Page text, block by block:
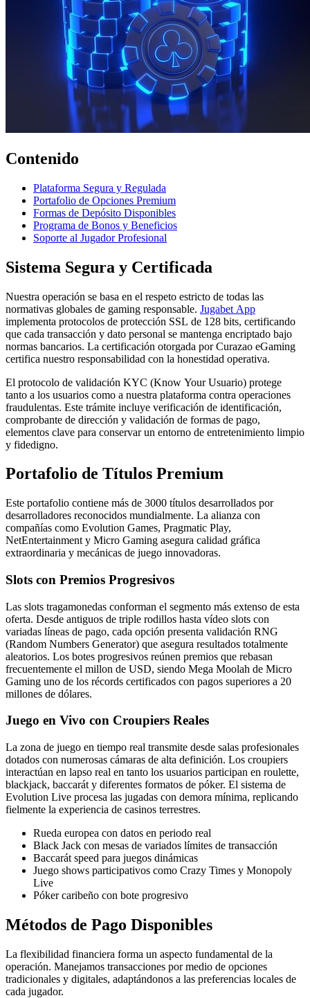
Contenido
Plataforma Segura y Regulada
Portafolio de Opciones Premium
Formas de Depósito Disponibles
Programa de Bonos y Beneficios
Soporte al Jugador Profesional
Sistema Segura y Certificada
Nuestra operación se basa en el respeto estricto de todas las
normativas globales de gaming responsable. Jugabet App
implementa protocolos de protección SSL de 128 bits, certificando
que cada transacción y dato personal se mantenga encriptado bajo
normas bancarios. La certificación otorgada por Curazao eGaming
certifica nuestro responsabilidad con la honestidad operativa.
El protocolo de validación KYC (Know Your Usuario) protege
tanto a los usuarios como a nuestra plataforma contra operaciones
fraudulentas. Este trámite incluye verificación de identificación,
comprobante de dirección y validación de formas de pago,
elementos clave para conservar un entorno de entretenimiento limpio
y fidedigno.
Portafolio de Títulos Premium
Este portafolio contiene más de 3000 títulos desarrollados por
desarrolladores reconocidos mundialmente. La alianza con
compañías como Evolution Games, Pragmatic Play,
NetEntertainment y Micro Gaming asegura calidad gráfica
extraordinaria y mecánicas de juego innovadoras.
Slots con Premios Progresivos
Las slots tragamonedas conforman el segmento más extenso de esta
oferta. Desde antiguos de triple rodillos hasta vídeo slots con
variadas líneas de pago, cada opción presenta validación RNG
(Random Numbers Generator) que asegura resultados totalmente
aleatorios. Los botes progresivos reúnen premios que rebasan
frecuentemente el millon de USD, siendo Mega Moolah de Micro
Gaming uno de los récords certificados con pagos superiores a 20
millones de dólares.
Juego en Vivo con Croupiers Reales
La zona de juego en tiempo real transmite desde salas profesionales
dotados con numerosas cámaras de alta definición. Los croupiers
interactúan en lapso real en tanto los usuarios participan en roulette,
blackjack, baccarát y diferentes formatos de póker. El sistema de
Evolution Live procesa las jugadas con demora mínima, replicando
fielmente la experiencia de casinos terrestres.
Rueda europea con datos en periodo real
Black Jack con mesas de variados límites de transacción
Baccarát speed para juegos dinámicas
Juego shows participativos como Crazy Times y Monopoly
Live
Póker caribeño con bote progresivo
Métodos de Pago Disponibles
La flexibilidad financiera forma un aspecto fundamental de la
operación. Manejamos transacciones por medio de opciones
tradicionales y digitales, adaptándonos a las preferencias locales de
cada jugador.